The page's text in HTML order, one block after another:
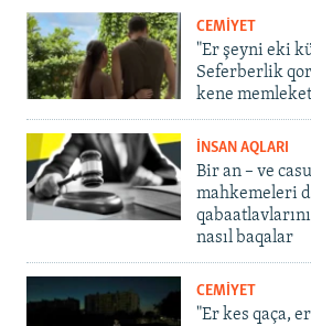
CEMİYET
"Er şeyni eki
Seferberlik
kene
İNSAN AQLARI
Bir an – ve
mahkemeleri
nasıl baqalar
CEMİYET
"Er kes qaça,